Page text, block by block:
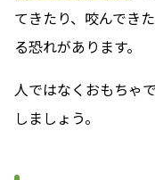
てきたり、咬んでき
る恐れがあります。
人ではなくおもちゃ
しましょう。